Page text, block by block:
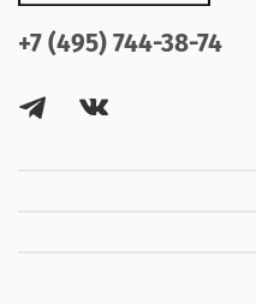
+7 (495) 744-38-74